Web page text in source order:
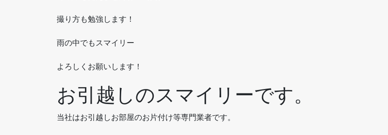
撮り方も勉強します！
雨の中でもスマイリー
よろしくお願いします！
お引越しのスマイリーです。
当社はお引越しお部屋のお片付け等専門業者です。